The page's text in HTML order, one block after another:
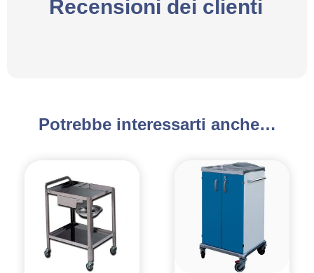
Recensioni dei clienti
Potrebbe interessarti anche…